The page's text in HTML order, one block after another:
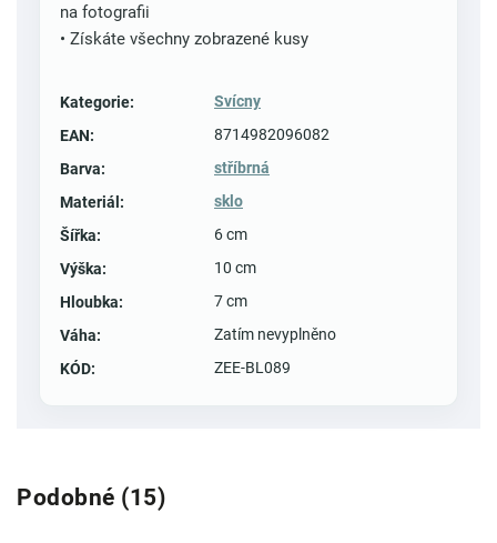
na fotografii
• Získáte všechny zobrazené kusy
Kategorie:
Svícny
EAN:
8714982096082
Barva:
stříbrná
Materiál :
sklo
Šířka:
6 cm
Výška:
10 cm
Hloubka:
7 cm
Váha:
Zatím nevyplněno
KÓD: ZEE-BL089
Podobné (15)